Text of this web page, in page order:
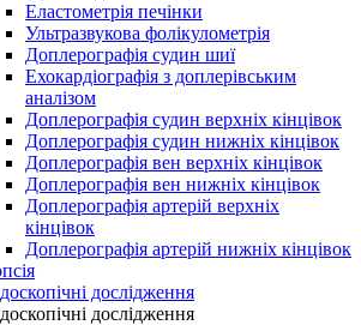
Еластометрія печінки
Ультразвукова фолікулометрія
Доплерографія судин шиї
Ехокардіографія з доплерівським
аналізом
Доплерографія судин верхніх кінцівок
Доплерографія судин нижніх кінцівок
Доплерографія вен верхніх кінцівок
Доплерографія вен нижніх кінцівок
Доплерографія артерій верхніх
кінцівок
Доплерографія артерій нижніх кінцівок
дослідження
дослідження